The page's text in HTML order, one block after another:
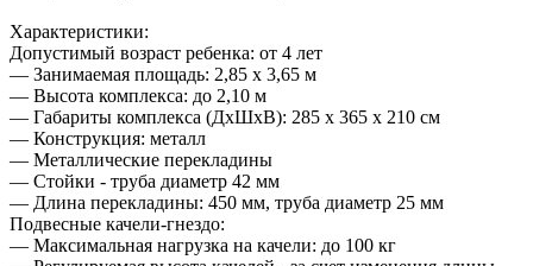
Характеристики:
Допустимый возраст ребенка: от 4 лет
— Занимаемая площадь: 2,85 х 3,65 м
— Высота комплекса: до 2,10 м
— Габариты комплекса (ДхШхВ): 285 х 365 х 210 см
— Конструкция: металл
— Металлические перекладины
— Стойки - труба диаметр 42 мм
— Длина перекладины: 450 мм, труба диаметр 25 мм
Подвесные качели-гнездо:
— Максимальная нагрузка на качели: до 100 кг